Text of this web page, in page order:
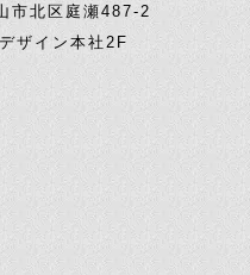
市北区庭瀬487-2
ザイン本社2F